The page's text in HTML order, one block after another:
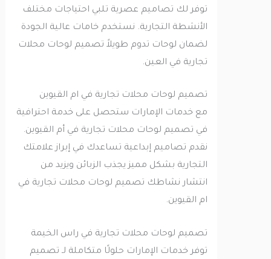
توفر لك تصاميم عصرية تلبي احتياجات مختلف
الأنشطة التجارية. نستخدم خامات عالية الجودة
لضمان لوحات تدوم طويلاً تصميم لوحات محلات
تجارية في العين.
تصميم لوحات محلات تجارية في ام القيوين
مع خدمات الإمارات ستحصل على خدمة احترافية
في تصميم لوحات محلات تجارية في أم القيوين.
نقدم تصاميم إبداعية تساعدك في إبراز علامتك
التجارية بشكل مميز يجذب الزبائن ويزيد من
انتشار نشاطك تصميم لوحات محلات تجارية في
ام القيوين.
تصميم لوحات محلات تجارية في راس الخيمة
توفر خدمات الإمارات حلولًا متكاملة لـ تصميم